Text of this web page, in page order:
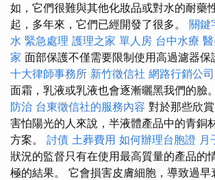
如，它們很難與其他化妝品或對水的耐藥
起，多年來，它們已經開發了很多。 關鍵
水 緊急處理 護理之家 單人房 台中水療
家 面部保護不僅需要限制使用高過濾器保
十大律師事務所 新竹徵信社 網路行銷公司
面霜，乳液或乳液也會逐漸曬黑我們的臉。
防治 台東徵信社的服務內容 對於那些欣
害怕陽光的人來說，半液體產品中的青銅
方案。 討債 土葬費用 如何辦理台胞證 月
狀況的監督只有在使用最高質量的產品的
極的結果。 它會損害皮膚細胞，導致過早